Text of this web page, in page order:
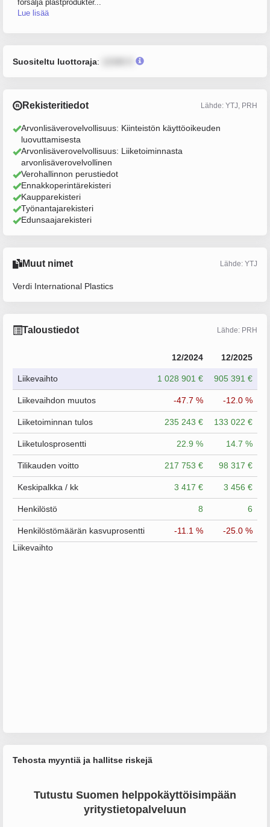
försälja plastprodukter...
Lue lisää
Suositeltu luottoraja:
Rekisteritiedot Lähde: YTJ, PRH
Arvonlisäverovelvollisuus: Kiinteistön käyttöoikeuden
luovuttamisesta
Arvonlisäverovelvollisuus: Liiketoiminnasta
arvonlisäverovelvollinen
Verohallinnon perustiedot
Ennakkoperintärekisteri
Kaupparekisteri
Työnantajarekisteri
Edunsaajarekisteri
Muut nimet Lähde: YTJ
Verdi International Plastics
Taloustiedot Lähde: PRH
12/2024 12/2025
Liikevaihto 1 028 901 € 905 391 €
Liikevaihdon muutos -47.7 % -12.0 %
Liiketoiminnan tulos 235 243 € 133 022 €
Liiketulosprosentti 22.9 % 14.7 %
Tilikauden voitto 217 753 € 98 317 €
Keskipalkka / kk 3 417 € 3 456 €
Henkilöstö 8 6
Henkilöstömäärän kasvuprosentti -11.1 %
-25.0 %
Liikevaihto
Tehosta myyntiä ja hallitse riskejä
Tutustu Suomen helppokäyttöisimpään
yritystietopalveluun